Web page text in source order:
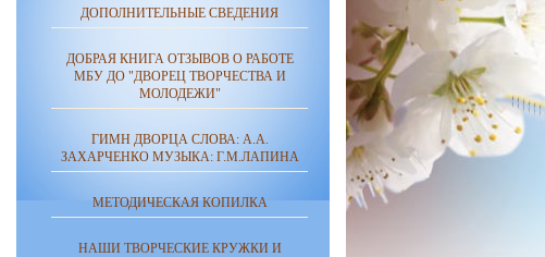
ДОПОЛНИТЕЛЬНЫЕ СВЕДЕНИЯ
ДОБРАЯ КНИГА ОТЗЫВОВ О РАБОТЕ
МБУ ДО "ДВОРЕЦ ТВОРЧЕСТВА И
МОЛОДЕЖИ"
ГИМН ДВОРЦА СЛОВА: А.А.
ЗАХАРЧЕНКО МУЗЫКА: Г.М.ЛАПИНА
МЕТОДИЧЕСКАЯ КОПИЛКА
НАШИ ТВОРЧЕСКИЕ КРУЖКИ И